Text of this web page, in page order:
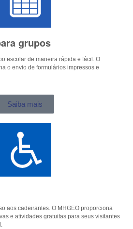
grupos
escolar de maneira rápida e fácil. O
o envio de formulários impressos e
Saiba mais
aos cadeirantes. O MHGEO proporciona
e atividades gratuitas para seus visitantes